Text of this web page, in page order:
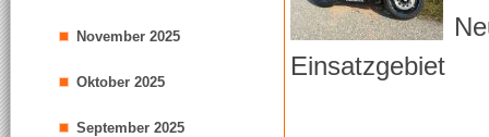
November 2025
Oktober 2025
September 2025
Einsatzgebiet